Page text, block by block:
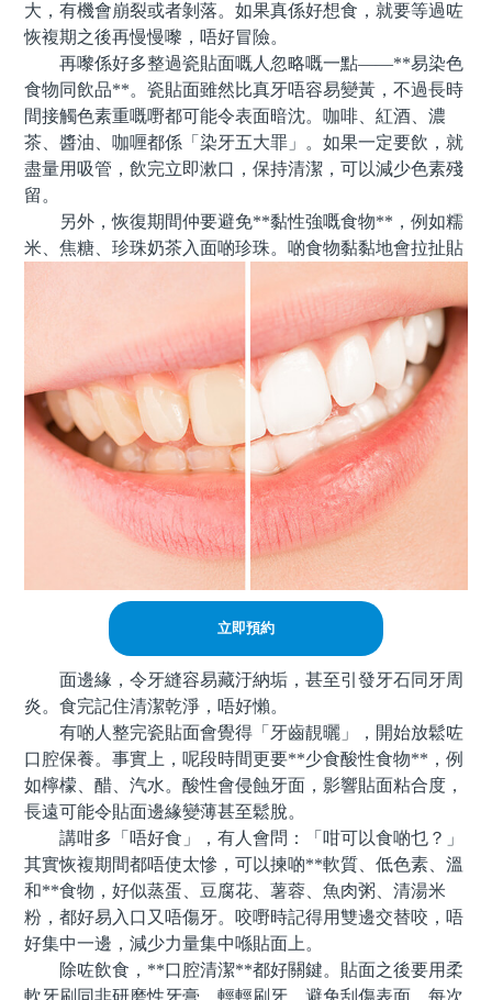
大，有機會崩裂或者剝落。如果真係好想食，就要等過咗
恢複期之後再慢慢嚟，唔好冒險。
再嚟係好多整過瓷貼面嘅人忽略嘅一點——**易染色
食物同飲品**。瓷貼面雖然比真牙唔容易變黃，不過長時
間接觸色素重嘅嘢都可能令表面暗沈。咖啡、紅酒、濃
茶、醬油、咖喱都係「染牙五大罪」。如果一定要飲，就
盡量用吸管，飲完立即漱口，保持清潔，可以減少色素殘
留。
另外，恢復期間仲要避免**黏性強嘅食物**，例如糯
米、焦糖、珍珠奶茶入面啲珍珠。啲食物黏黏地會拉扯貼
立即預約
面邊緣，令牙縫容易藏汙納垢，甚至引發牙石同牙周
炎。食完記住清潔乾淨，唔好懶。
有啲人整完瓷貼面會覺得「牙齒靚曬」，開始放鬆咗
口腔保養。事實上，呢段時間更要**少食酸性食物**，例
如檸檬、醋、汽水。酸性會侵蝕牙面，影響貼面粘合度，
長遠可能令貼面邊緣變薄甚至鬆脫。
講咁多「唔好食」，有人會問：「咁可以食啲乜？」
其實恢複期間都唔使太慘，可以揀啲**軟質、低色素、溫
和**食物，好似蒸蛋、豆腐花、薯蓉、魚肉粥、清湯米
粉，都好易入口又唔傷牙。咬嘢時記得用雙邊交替咬，唔
好集中一邊，減少力量集中喺貼面上。
除咗飲食，**口腔清潔**都好關鍵。貼面之後要用柔